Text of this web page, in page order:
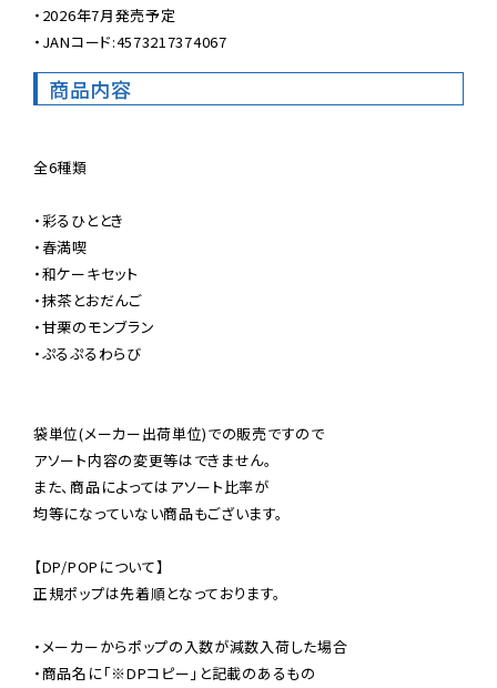
・2026年7月発売予定
・JANコード:4573217374067
商品内容
全6種類
・彩るひととき
・春満喫
・和ケーキセット
・抹茶とおだんご
・甘栗のモンブラン
・ぷるぷるわらび
袋単位(メーカー出荷単位)での販売ですので
アソート内容の変更等はできません。
また、商品によってはアソート比率が
均等になっていない商品もございます。
【DP/POPについて】
正規ポップは先着順となっております。
・メーカーからポップの入数が減数入荷した場合
・商品名に「※DPコピー」と記載のあるもの